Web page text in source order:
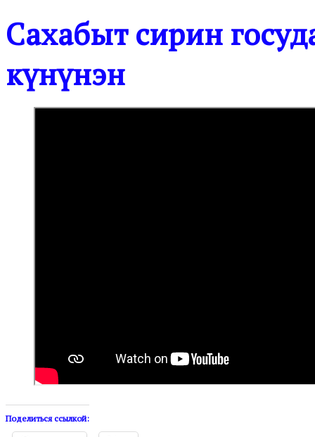
Сахабыт сирин
күнүнэн
Поделиться ссылкой: